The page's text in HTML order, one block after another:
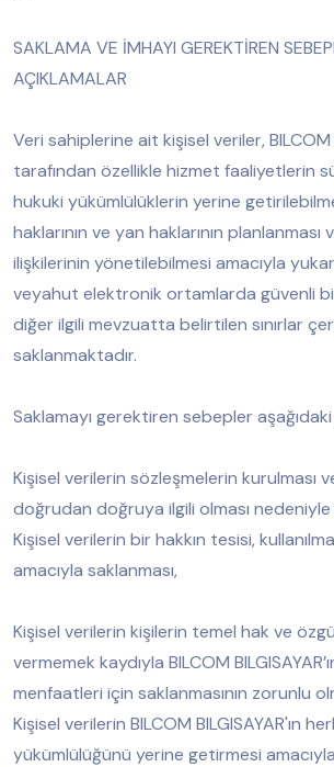
SAKLAMA VE İMHAYI GEREKTİREN
AÇIKLAMALAR
Veri sahiplerine ait kişisel veriler, BILCOM
tarafından özellikle hizmet faaliyetlerin
hukuki yükümlülüklerin yerine
haklarının ve yan haklarının planlanması
ilişkilerinin yönetilebilmesi amacıyla
veyahut elektronik ortamlarda güvenli
diğer ilgili mevzuatta belirtilen sınırlar
saklanmaktadır.
Saklamayı gerektiren sebepler
Kişisel verilerin sözleşmelerin kurulması
doğrudan doğruya ilgili olması nedeniyle
Kişisel verilerin bir hakkın tesisi,
amacıyla saklanması,
Kişisel verilerin kişilerin temel hak ve
vermemek kaydıyla BILCOM
menfaatleri için saklanmasının zorunlu
Kişisel verilerin BILCOM BILGISAYAR'ın
yükümlülüğünü yerine getirmesi